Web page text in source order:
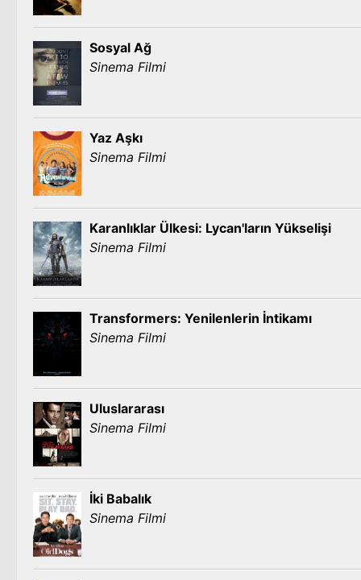
Sosyal Ağ
Sinema Filmi
Yaz Aşkı
Sinema Filmi
Karanlıklar Ülkesi: Lycan'ların Yükselişi
Sinema Filmi
Transformers: Yenilenlerin İntikamı
Sinema Filmi
Uluslararası
Sinema Filmi
İki Babalık
Sinema Filmi